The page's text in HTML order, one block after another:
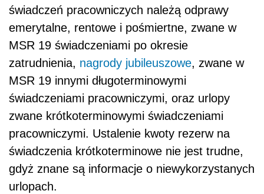
świadczeń pracowniczych należą odprawy
emerytalne, rentowe i pośmiertne, zwane w
MSR 19 świadczeniami po okresie
zatrudnienia, nagrody jubileuszowe, zwane w
MSR 19 innymi długoterminowymi
świadczeniami pracowniczymi, oraz urlopy
zwane krótkoterminowymi świadczeniami
pracowniczymi. Ustalenie kwoty rezerw na
świadczenia krótkoterminowe nie jest trudne,
gdyż znane są informacje o niewykorzystanych
urlopach.